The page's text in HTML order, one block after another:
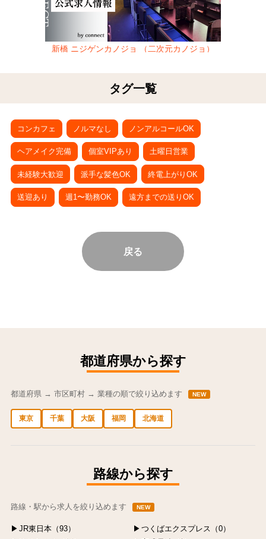
新橋 ニジゲンカノジョ （二次元カノジョ）
タグ一覧
コンカフェ ノルマなし ノンアルコールOK
ヘアメイク完備 個室VIPあり 土曜日営業
未経験大歓迎 派手な髪色OK 終電上がりOK
送迎あり 週1〜勤務OK 遠方までの送りOK
戻る
都道府県から探す
都道府県 → 市区町村 → 業種の順で絞り込めます NEW
東京 千葉 大阪 福岡 北海道
路線から探す
路線・駅から求人を絞り込めます NEW
JR東日本（93）
つくばエクスプレス（0）